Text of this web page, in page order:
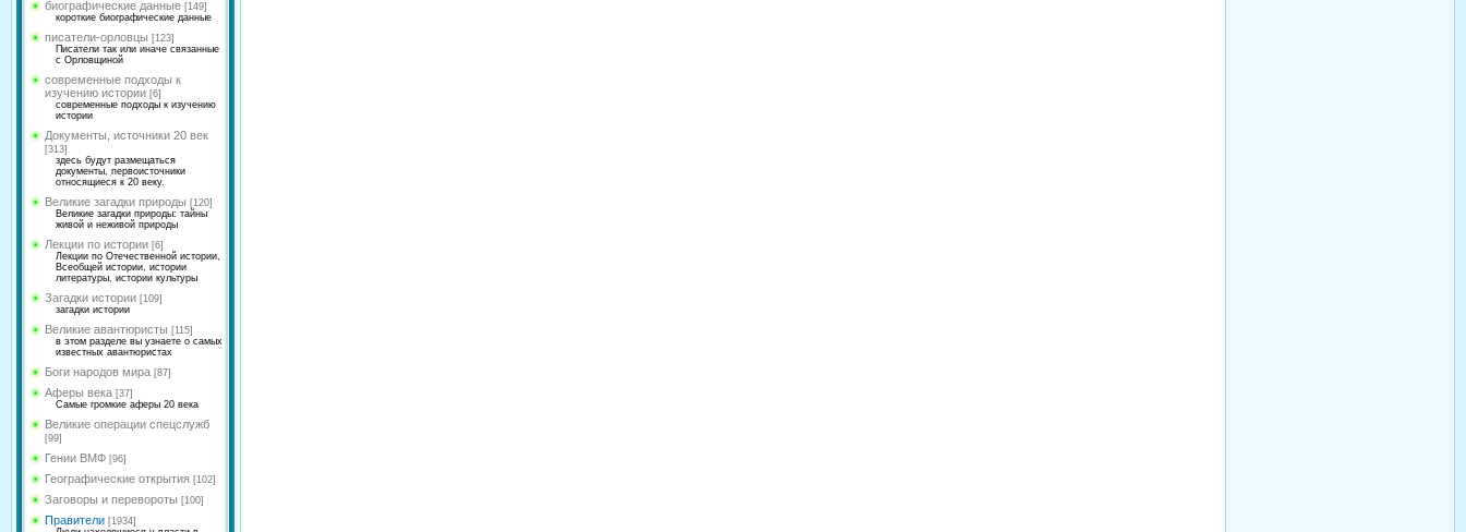
биографические данные [149]
короткие биографические данные
писатели-орловцы [123]
Писатели так или иначе связанные
с Орловщиной
современные подходы к
изучению истории [6]
современные подходы к изучению
истории
Документы, источники 20 век
[313]
здесь будут размещаться
документы, первоисточники
относящиеся к 20 веку.
Великие загадки природы [120]
Великие загадки природы: тайны
живой и неживой природы
Лекции по истории [6]
Лекции по Отечественной истории,
Всеобщей истории, истории
литературы, истории культуры
Загадки истории [109]
загадки истории
Великие авантюристы [115]
в этом разделе вы узнаете о самых
известных авантюристах
Боги народов мира [87]
Аферы века [37]
Самые громкие аферы 20 века
Великие операции спецслужб
[99]
Гении ВМФ [96]
Географические открытия [102]
Заговоры и перевороты [100]
Правители [1934]